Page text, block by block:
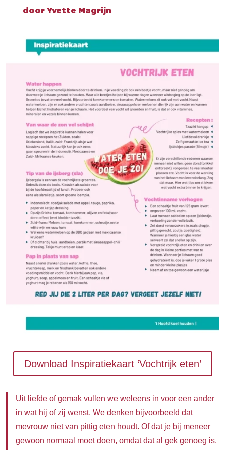
door Yvette Magrijn
Download Inspiratiekaart ‘Vochtrijk eten’
Uit liefde of gemak vullen we weleens in voor een ander
in wat hij of zij wenst. We denken bijvoorbeeld dat
mevrouw niet van pittig eten houdt. Of dat je bij meneer
gewoon normaal moet doen, omdat dat al gek genoeg is.